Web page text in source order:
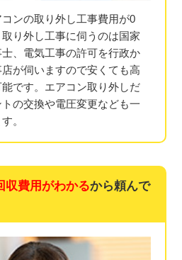
ンの取り外し工事費用が0
り外し工事に伺うのは国家
、電気工事の許可を行政か
が伺いますので安くても高
です。エアコン取り外しだ
の交換や電圧変更なども一
。
収費用がわかるから頼んで